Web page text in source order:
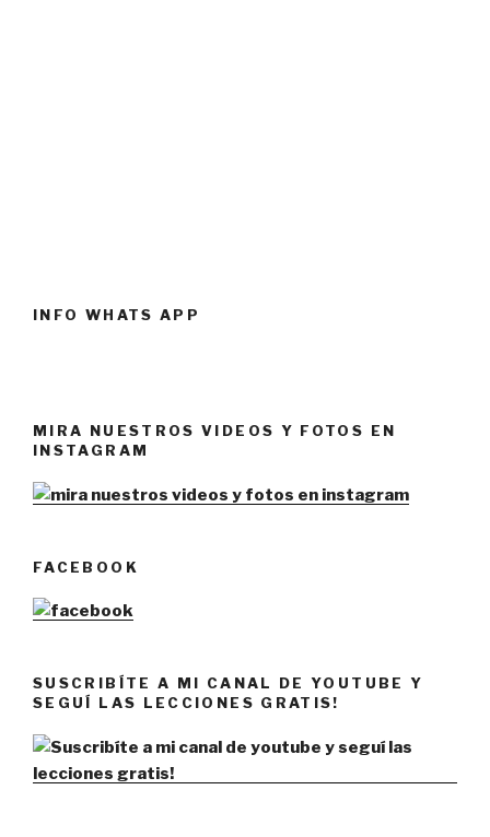
INFO WHATS APP
MIRA NUESTROS VIDEOS Y FOTOS EN
INSTAGRAM
FACEBOOK
SUSCRIBÍTE A MI CANAL DE YOUTUBE Y
SEGUÍ LAS LECCIONES GRATIS!